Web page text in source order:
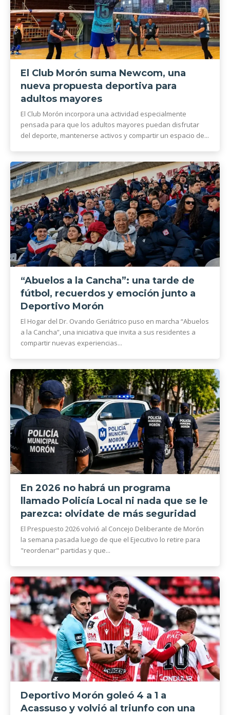
El Club Morón suma Newcom, una
nueva propuesta deportiva para
adultos mayores
El Club Morón incorpora una actividad especialmente
pensada para que los adultos mayores puedan disfrutar
del deporte, mantenerse activos y compartir un espacio de...
“Abuelos a la Cancha”: una tarde de
fútbol, recuerdos y emoción junto a
Deportivo Morón
El Hogar del Dr. Ovando Geriátrico puso en marcha “Abuelos
a la Cancha”, una iniciativa que invita a sus residentes a
compartir nuevas experiencias...
En 2026 no habrá un programa
llamado Policía Local ni nada que se le
parezca: olvidate de más seguridad
El Prespuesto 2026 volvió al Concejo Deliberante de Morón
la semana pasada luego de que el Ejecutivo lo retire para
"reordenar" partidas y que...
Deportivo Morón goleó 4 a 1 a
Acassuso y volvió al triunfo con una